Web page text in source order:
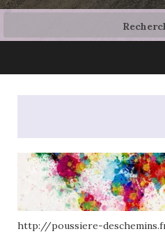
http://poussiere-